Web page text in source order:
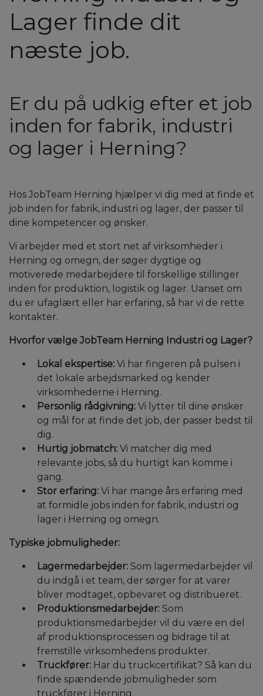
Lager finde dit
næste job.
Er du på udkig efter et job
inden for fabrik, industri
og lager i Herning?
Hos JobTeam Herning hjælper vi dig med at finde et
job inden for fabrik, industri og lager, der passer til
dine kompetencer og ønsker.
Vi arbejder med et stort net af virksomheder i
Herning og omegn, der søger dygtige og
motiverede medarbejdere til forskellige stillinger
inden for produktion, logistik og lager. Uanset om
du er ufaglært eller har erfaring, så har vi de rette
kontakter.
Hvorfor vælge JobTeam Herning Industri og Lager?
Lokal ekspertise: Vi har fingeren på pulsen i
det lokale arbejdsmarked og kender
virksomhederne i Herning.
Personlig rådgivning: Vi lytter til dine ønsker
og mål for at finde det job, der passer bedst til
dig.
Hurtig jobmatch: Vi matcher dig med
relevante jobs, så du hurtigt kan komme i
gang.
Stor erfaring: Vi har mange års erfaring med
at formidle jobs inden for fabrik, industri og
lager i Herning og omegn.
Typiske jobmuligheder:
Lagermedarbejder: Som lagermedarbejder vil
du indgå i et team, der sørger for at varer
bliver modtaget, opbevaret og distribueret.
Produktionsmedarbejder: Som
produktionsmedarbejder vil du være en del
af produktionsprocessen og bidrage til at
fremstille virksomhedens produkter.
Truckfører: Har du truckcertifikat? Så kan du
finde spændende jobmuligheder som
truckfører i Herning.